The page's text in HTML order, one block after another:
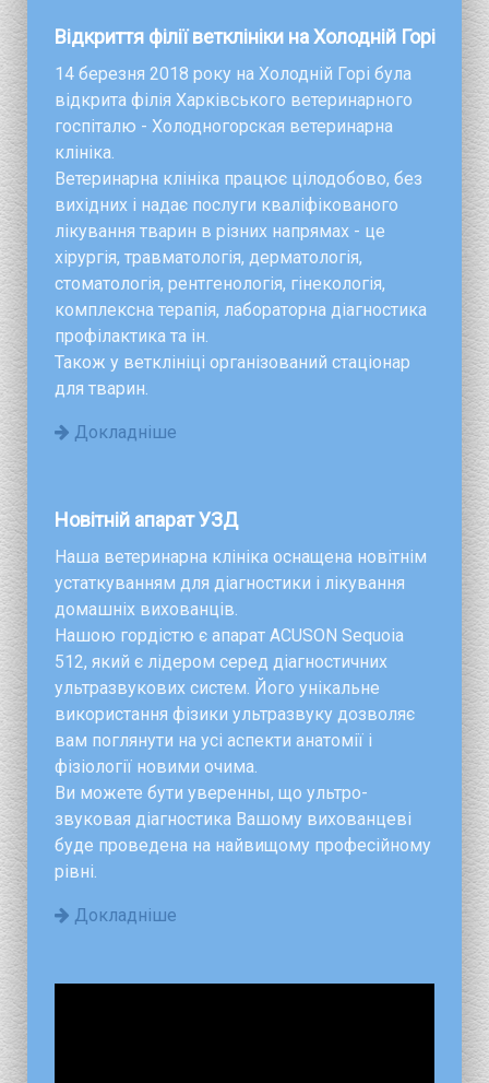
Відкриття філії ветклініки на Холодній Горі
14 березня 2018 року на Холодній Горі була
відкрита філія Харківського ветеринарного
госпіталю - Холодногорская ветеринарна
клініка.
Ветеринарна клініка працює цілодобово, без
вихідних і надає послуги кваліфікованого
лікування тварин в різних напрямах - це
хірургія, травматологія, дерматологія,
стоматологія, рентгенологія, гінекологія,
комплексна терапія, лабораторна діагностика
профілактика та ін.
Також у ветклініці організований стаціонар
для тварин.
Докладніше
Новітній апарат УЗД
Наша ветеринарна клініка оснащена новітнім
устаткуванням для діагностики і лікування
домашніх вихованців.
Нашою гордістю є апарат ACUSON Sequoia
512, який є лідером серед діагностичних
ультразвукових систем. Його унікальне
використання фізики ультразвуку дозволяє
вам поглянути на усі аспекти анатомії і
фізіології новими очима.
Ви можете бути уверенны, що ультро-
звуковая діагностика Вашому вихованцеві
буде проведена на найвищому професійному
рівні.
Докладніше